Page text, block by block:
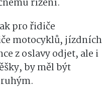
pro řidiče
motocyklů, jízdních
z oslavy odjet, ale i
by měl být